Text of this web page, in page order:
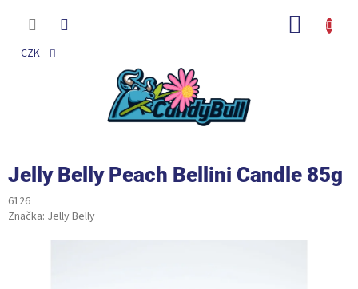
CZK
Jelly Belly Peach Bellini Candle 85g
6126
Značka: Jelly Belly